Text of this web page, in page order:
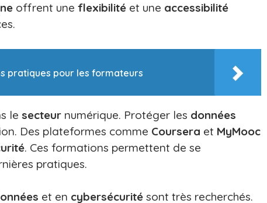
offrent une flexibilité et une accessibilité
pratiques pour les formateurs
le secteur numérique. Protéger les données
Des plateformes comme Coursera et MyMooc
. Ces formations permettent de se
pratiques.
et en cybersécurité sont très recherchés.